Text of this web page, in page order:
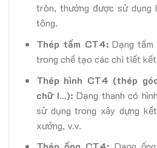
tròn, thường được sử dụng
tông.
Thép tấm CT4:Dạng tấm
trong chế tạo các chi tiết
Thép hình CT4 (thép
chữ I…):Dạng thanh có
sử dụng trong xây dựng
xưởng, v.v.